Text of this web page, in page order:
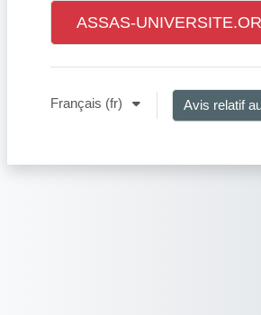
ASSAS-
Français ‎(fr)‎ Avis relatif